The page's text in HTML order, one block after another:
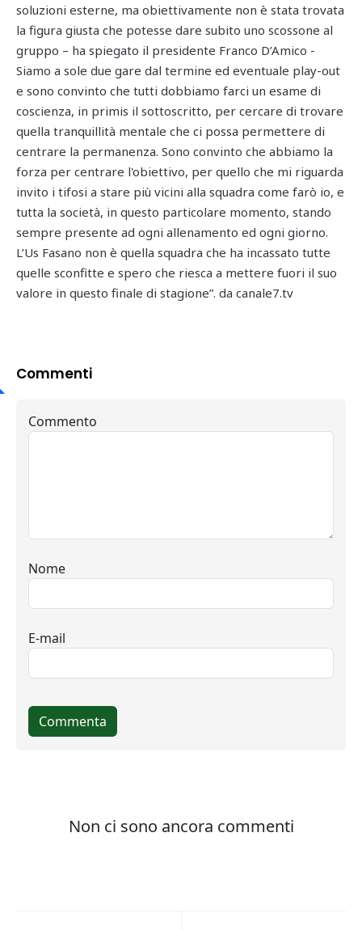
soluzioni esterne, ma obiettivamente non è stata trovata
la figura giusta che potesse dare subito uno scossone al
gruppo – ha spiegato il presidente Franco D’Amico -
Siamo a sole due gare dal termine ed eventuale play-out
e sono convinto che tutti dobbiamo farci un esame di
coscienza, in primis il sottoscritto, per cercare di trovare
quella tranquillità mentale che ci possa permettere di
centrare la permanenza. Sono convinto che abbiamo la
forza per centrare l'obiettivo, per quello che mi riguarda
invito i tifosi a stare più vicini alla squadra come farò io, e
tutta la società, in questo particolare momento, stando
sempre presente ad ogni allenamento ed ogni giorno.
L’Us Fasano non è quella squadra che ha incassato tutte
quelle sconfitte e spero che riesca a mettere fuori il suo
valore in questo finale di stagione”. da canale7.tv
Commenti